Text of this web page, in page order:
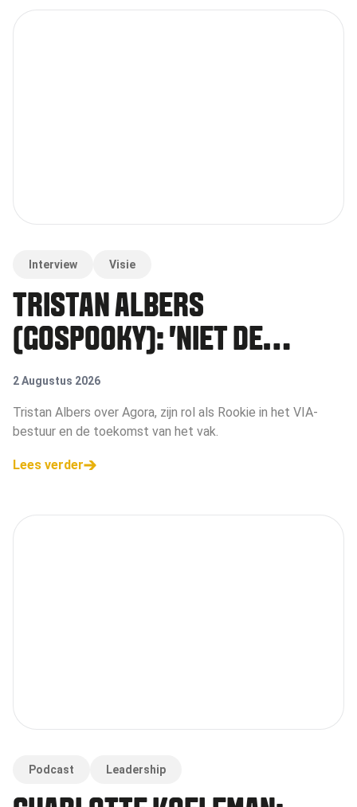
Interview Visie
TRISTAN ALBERS
(GOSPOOKY): 'NIET DE
GROOTSTE WINT, MAAR WIE
ZICH HET SNELST AANPAST'
2 Augustus 2026
Tristan Albers over Agora, zijn rol als Rookie in het VIA-
bestuur en de toekomst van het vak.
Lees verder
Podcast Leadership